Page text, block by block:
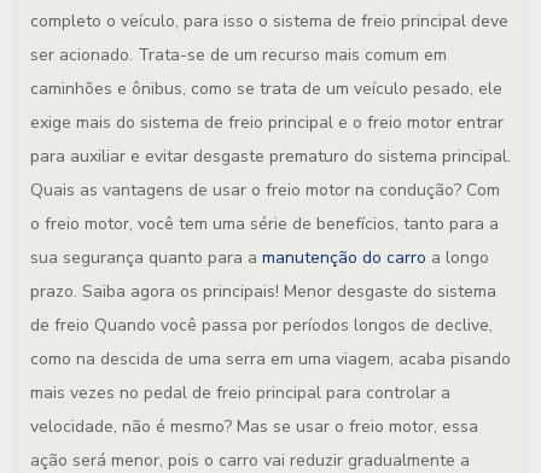
completo o veículo, para isso o sistema de freio principal deve
ser acionado. Trata-se de um recurso mais comum em
caminhões e ônibus, como se trata de um veículo pesado, ele
exige mais do sistema de freio principal e o freio motor entrar
para auxiliar e evitar desgaste prematuro do sistema principal.
Quais as vantagens de usar o freio motor na condução? Com
o freio motor, você tem uma série de benefícios, tanto para a
sua segurança quanto para a manutenção do carro a longo
prazo. Saiba agora os principais! Menor desgaste do sistema
de freio Quando você passa por períodos longos de declive,
como na descida de uma serra em uma viagem, acaba pisando
mais vezes no pedal de freio principal para controlar a
velocidade, não é mesmo? Mas se usar o freio motor, essa
ação será menor, pois o carro vai reduzir gradualmente a